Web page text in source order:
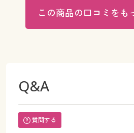
この商品の口コミをも
Q&A
質問する